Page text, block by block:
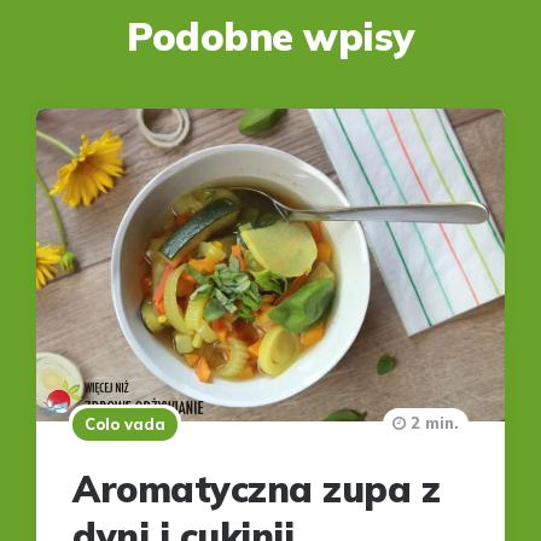
Podobne wpisy
Colo vada
Aromatyczna zupa z
2 min.